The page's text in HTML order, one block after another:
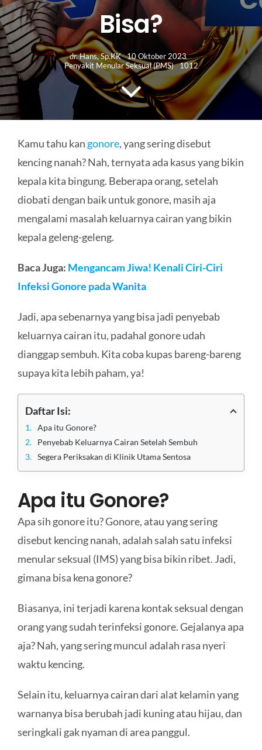
HUBUNGI KAMI
Search
for:
Bisa?
dr. Hans, Sp.KK
10 Oktober 2023
Penyakit Menular Seksual (PMS)
1012
Kamu tahu kan gonore, yang sering disebut
kencing nanah? Nah, ternyata ada kasus yang bikin
kepala kita bingung. Beberapa orang, setelah
diobati dengan baik untuk gonore, masih aja
mengalami masalah keluarnya cairan yang bikin
kepala geleng-geleng.
Baca Juga: Mengancam Jiwa! Kenali Ciri-Ciri
Infeksi Gonore pada Wanita
Jadi, apa sebenarnya yang bisa jadi penyebab
keluarnya cairan itu, padahal gonore udah
dianggap sembuh. Kita coba kupas bareng-bareng
supaya kita lebih paham, ya!
Daftar Isi:
Apa itu Gonore?
Penyebab Keluarnya Cairan Setelah Sembuh
Segera Periksakan di Klinik Utama Sentosa
Apa itu Gonore?
Apa sih gonore itu? Gonore, atau yang sering
disebut kencing nanah, adalah salah satu infeksi
menular seksual (IMS) yang bisa bikin ribet. Jadi,
gimana bisa kena gonore?
Biasanya, ini terjadi karena kontak seksual dengan
orang yang sudah terinfeksi gonore. Gejalanya apa
aja? Nah, yang sering muncul adalah rasa nyeri
waktu kencing.
Selain itu, keluarnya cairan dari alat kelamin yang
warnanya bisa berubah jadi kuning atau hijau, dan
seringkali gak nyaman di area panggul.